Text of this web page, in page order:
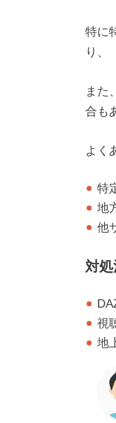
特に
り、
また
合も
よく
特
地
他
対
視
地